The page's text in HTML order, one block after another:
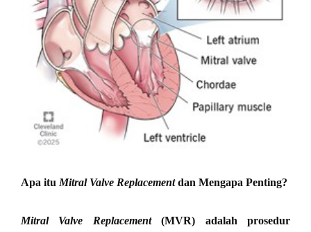
Apa itu Mitral Valve Replacementdan Mengapa Penting?
Mitral Valve Replacement(MVR) adalah prosedur